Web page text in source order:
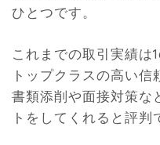
ひとつです。
これまでの取引実績は
トップクラスの高い
書類添削や面接対策な
トをしてくれると評判